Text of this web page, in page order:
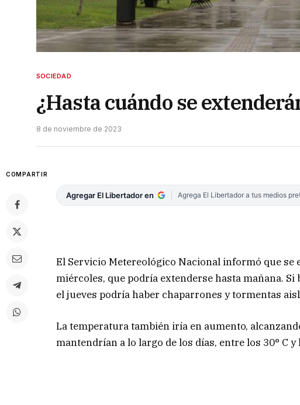
SOCIEDAD
¿Hasta cuándo se
8 de noviembre de 2023
COMPARTIR
Agregar El Libertador en Agrega El Libertador a tus medios
El Servicio Metereológico Nacional informó que se
miércoles, que podría extenderse hasta mañana.
el jueves podría haber chaparrones y tormentas
La temperatura también iría en aumento,
mantendrían a lo largo de los días, entre los 30° C y